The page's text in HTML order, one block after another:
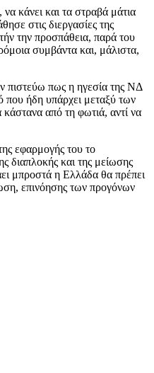
κάνει και τα στραβά μάτια
στις διεργασίες της
την προσπάθεια, παρά του
συμβάντα και, μάλιστα,
πιστεύω πως η ηγεσία της ΝΔ
που ήδη υπάρχει μεταξύ των
από τη φωτιά, αντί να
εφαρμογής του το
διαπλοκής και της μείωσης
μπροστά η Ελλάδα θα πρέπει
επινόησης των προγόνων